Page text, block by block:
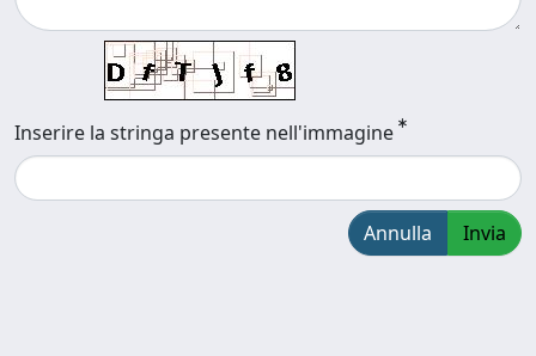
Inserire la stringa presente nell'immagine
Annulla Invia